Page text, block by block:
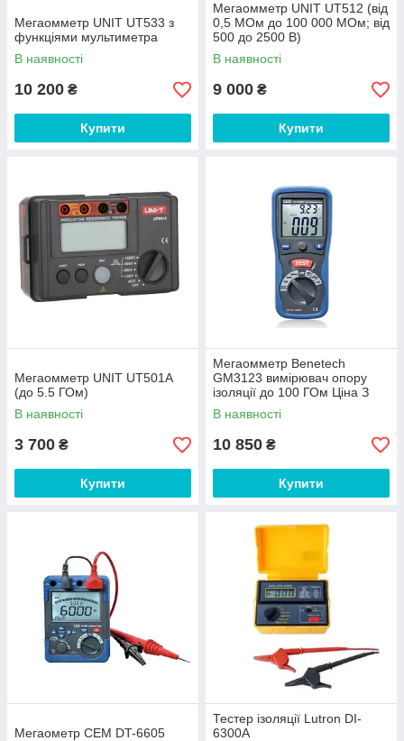
Мегаомметр UNIT UT533 з
функціями мультиметра
В наявності
10 200 ₴
Купити
Мегаомметр UNIT UT512 (від
0,5 МОм до 100 000 МОм; від
500 до 2500 В)
В наявності
9 000 ₴
Купити
Мегаомметр UNIT UT501A
(до 5.5 ГОм)
В наявності
3 700 ₴
Купити
Мегаомметр Benetech
GM3123 вимірювач опору
ізоляції до 100 ГОм Ціна З
ПДВ
В наявності
10 850 ₴
Купити
Мегаометр CEM DT-6605
Тестер ізоляції Lutron DI-
6300A